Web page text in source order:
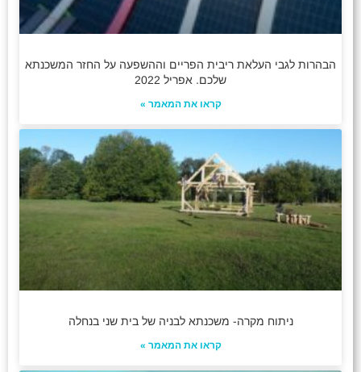
הבהרות לגבי העלאת ריבית הפריים וההשפעה על החזר המשכנתא
שלכם. אפריל 2022
קראו את המאמר »
ניתוח מקרה- משכנתא לבניה של בית שני בנחלה
קראו את המאמר »